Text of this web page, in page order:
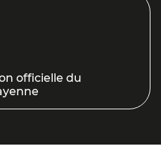
officielle du